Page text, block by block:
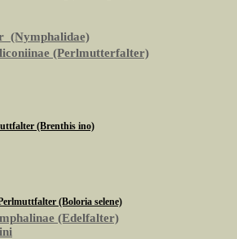
(Nymphalidae)
(Perlmutterfalter)
(Brenthis ino)
(Boloria selene)
(Edelfalter)